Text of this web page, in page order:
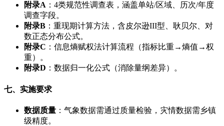
附录A ​：4类规范性调查表，涵盖单站/区域、历次/年度
调查字段。
附录B ​：重现期计算方法，含皮尔逊III型、耿贝尔、对
数正态分布公式。
附录C ​：信息熵赋权法计算流程（指标比重→熵值→权
重）。
附录D ​：数据归一化公式（消除量纲差异）。
七、实施要求
数据质量 ​：气象数据需通过质量检验，灾情数据需乡镇
级精度。